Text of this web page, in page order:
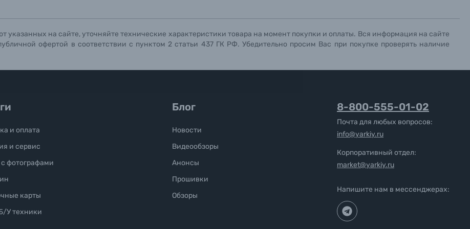
указанных на сайте, уточняйте технические характеристики товара на момент покупки и оплаты. Вся информация на сайте
офертой в соответствии с пунктом 2 статьи 437 ГК РФ. Убедительно просим Вас при покупке проверять наличие
и оплата
и сервис
с фотографами
карты
У техники
Блог
Новости
Видеообзоры
Анонсы
Прошивки
Обзоры
8-800-555-01-02
Почта для любых вопросов:
info@yarkiy.ru
Корпоративный отдел:
market@yarkiy.ru
Напишите нам в мессенджерах: